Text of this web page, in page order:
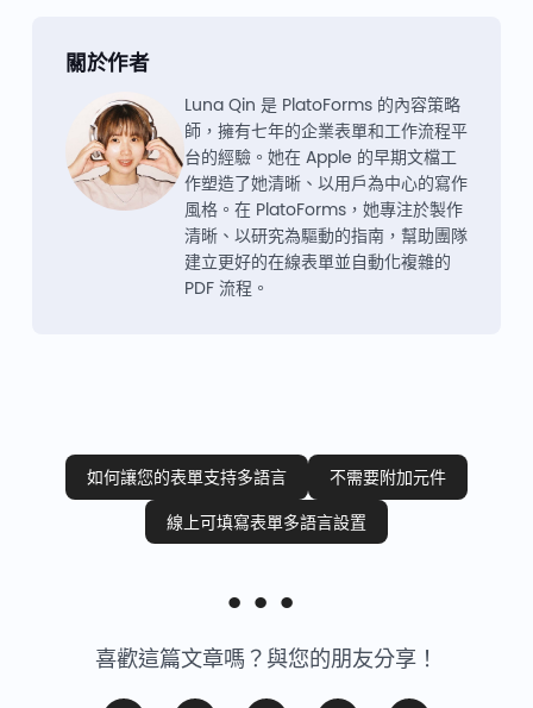
關於作者
Luna Qin 是 PlatoForms 的內容策略
師，擁有七年的企業表單和工作流程平
台的經驗。她在 Apple 的早期文檔工
作塑造了她清晰、以用戶為中心的寫作
風格。在 PlatoForms，她專注於製作
清晰、以研究為驅動的指南，幫助團隊
建立更好的在線表單並自動化複雜的
PDF 流程。
如何讓您的表單支持多語言
不需要附加元件
線上可填寫表單多語言設置
喜歡這篇文章嗎？與您的朋友分享！